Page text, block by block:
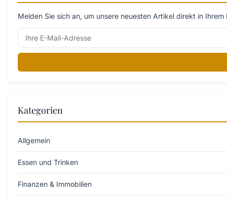
Melden Sie sich an, um unsere neuesten Artikel direkt in
Kategorien
Allgemein
Essen und Trinken
Finanzen & Immobilien